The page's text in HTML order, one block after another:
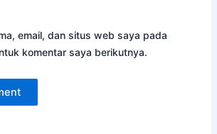
email, dan situs web saya pada
komentar saya berikutnya.